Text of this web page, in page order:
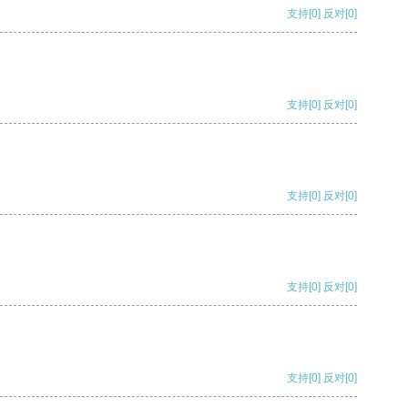
支持[0] 反对[0]
支持[0] 反对[0]
支持[0] 反对[0]
支持[0] 反对[0]
支持[0] 反对[0]